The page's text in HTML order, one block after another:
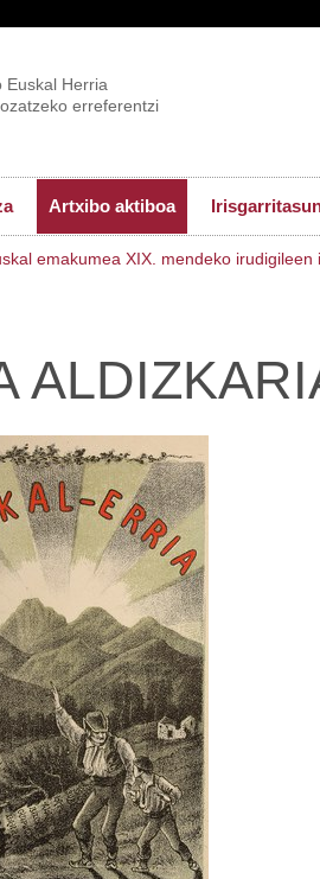
Euskal Herria
erreferentzi
Artxibo aktiboa
emakumea XIX. mendeko irudigileen